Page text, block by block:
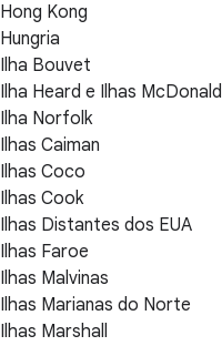
Hong Kong
Hungria
Ilha Bouvet
Ilha Heard e Ilhas McDonald
Ilha Norfolk
Ilhas Caiman
Ilhas Coco
Ilhas Cook
Ilhas Distantes dos EUA
Ilhas Faroe
Ilhas Malvinas
Ilhas Marianas do Norte
Ilhas Marshall